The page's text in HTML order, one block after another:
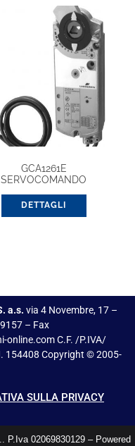
GCA1261E
SERVOCOMANDO
DETTAGLI
a.s. via 4 Novembre, 17 –
– Fax
online.com C.F. /P.IVA/
154408 Copyright © 2005-
SULLA PRIVACY
P.Iva 02069830129 – Powered